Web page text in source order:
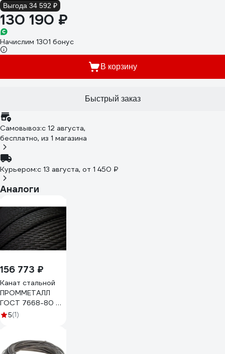
Выгода 34 592 ₽
130 190 ₽
Начислим 1301 бонус
В корзину
Быстрый заказ
Самовывоз:c 12 августа,
бесплатно, из 1 магазина
Курьером:c 13 августа, от 1 450 ₽
Аналоги
156 773 ₽
Канат стальной
ПРОММЕТАЛЛ
ГОСТ 7668-80 ф
16.5 мм. 300 м.пог.
5(1)